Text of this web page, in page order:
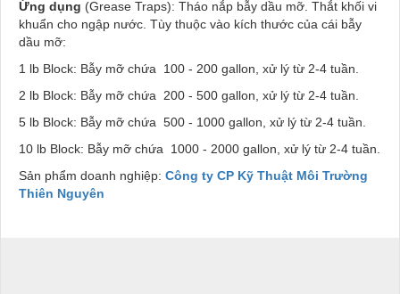
Ứng dụng (Grease Traps): Tháo nắp bẫy dầu mỡ. Thắt khối vi
khuẩn cho ngập nước. Tùy thuộc vào kích thước của cái bẫy
dầu mỡ:
1 lb Block: Bẫy mỡ chứa 100 - 200 gallon, xử lý từ 2-4 tuần.
2 lb Block: Bẫy mỡ chứa 200 - 500 gallon, xử lý từ 2-4 tuần.
5 lb Block: Bẫy mỡ chứa 500 - 1000 gallon, xử lý từ 2-4 tuần.
10 lb Block: Bẫy mỡ chứa 1000 - 2000 gallon, xử lý từ 2-4 tuần.
Sản phẩm doanh nghiệp: Công ty CP Kỹ Thuật Môi Trường
Thiên Nguyên